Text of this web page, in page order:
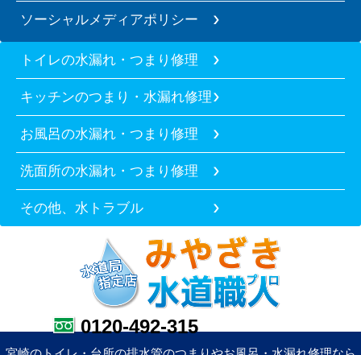
ソーシャルメディアポリシー
トイレの水漏れ・つまり修理
キッチンのつまり・水漏れ修理
お風呂の水漏れ・つまり修理
洗面所の水漏れ・つまり修理
その他、水トラブル
0120-492-315